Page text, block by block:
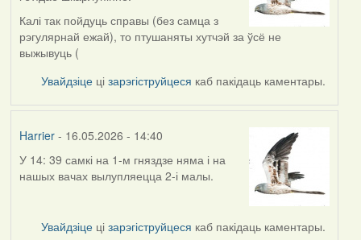
Калі так пойдуць справы (без самца з
рэгулярнай ежай), то птушаняты хутчэй за ўсё не
выжывуць (
Увайдзіце цізарэгіструйцеся каб пакідаць каментары.
Harrier- 16.05.2026 - 14:40
У 14: 39 самкі на 1-м гняздзе няма і на
нашых вачах вылупляецца 2-і малы.
Увайдзіце цізарэгіструйцеся каб пакідаць каментары.